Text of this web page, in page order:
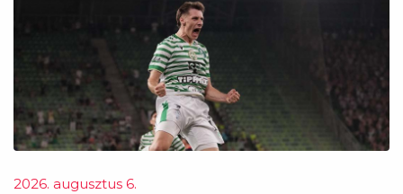
2026. augusztus 6.